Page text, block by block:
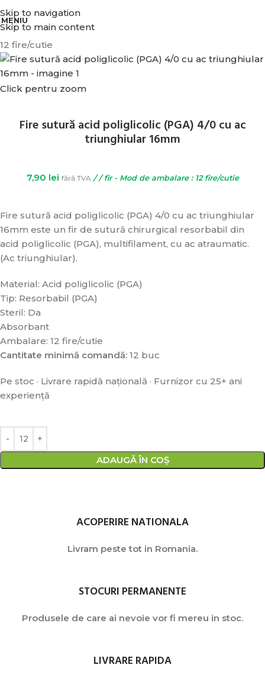
Skip to navigation
Skip to main content
MENIU
12 fire/cutie
Click pentru zoom
Fire sutură acid poliglicolic (PGA) 4/0 cu ac
triunghiular 16mm
7,90 lei fără TVA/ / fir - Mod de ambalare : 12 fire/cutie
Fire sutură acid poliglicolic (PGA) 4/0 cu ac triunghiular
16mm este un fir de sutură chirurgical resorbabil din
acid poliglicolic (PGA), multifilament, cu ac atraumatic.
(Ac triunghiular).
Material: Acid poliglicolic (PGA)
Tip: Resorbabil (PGA)
Steril: Da
Absorbant
Ambalare: 12 fire/cutie
Cantitate minimă comandă: 12 buc
Pe stoc · Livrare rapidă națională · Furnizor cu 25+ ani
experiență
ADAUGĂ ÎN COȘ
ACOPERIRE NATIONALA
Livram peste tot in Romania.
STOCURI PERMANENTE
Produsele de care ai nevoie vor fi mereu in stoc.
LIVRARE RAPIDA